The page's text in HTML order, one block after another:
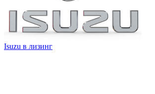
Isuzu в лизинг